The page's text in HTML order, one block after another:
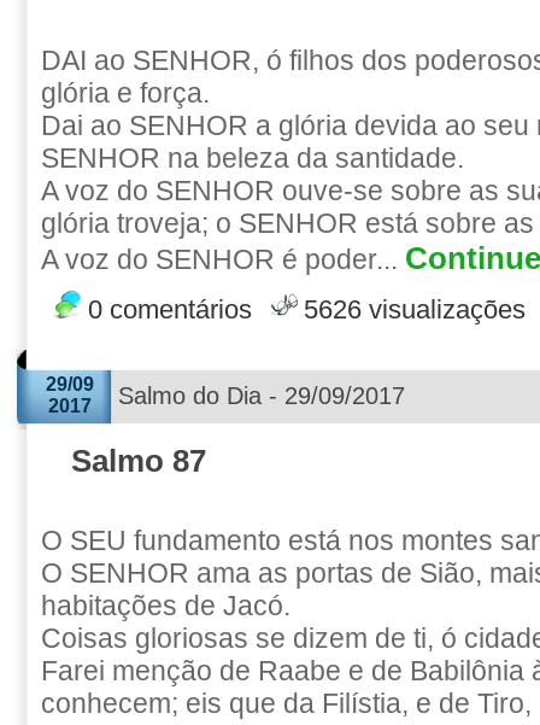
DAI ao SENHOR, ó filhos dos
glória e força.
Dai ao SENHOR a glória devida ao seu
SENHOR na beleza da santidade.
A voz do SENHOR ouve-se sobre as
glória troveja; o SENHOR está sobre
A voz do SENHOR é poder...
0 comentários 5626 visualizações
29/09
2017
Salmo do Dia - 29/09/2017
Salmo 87
O SEU fundamento está nos montes
O SENHOR ama as portas de Sião,
habitações de Jacó.
Coisas gloriosas se dizem de ti, ó
Farei menção de Raabe e de Babilônia
conhecem; eis que da Filístia, e de Tiro,